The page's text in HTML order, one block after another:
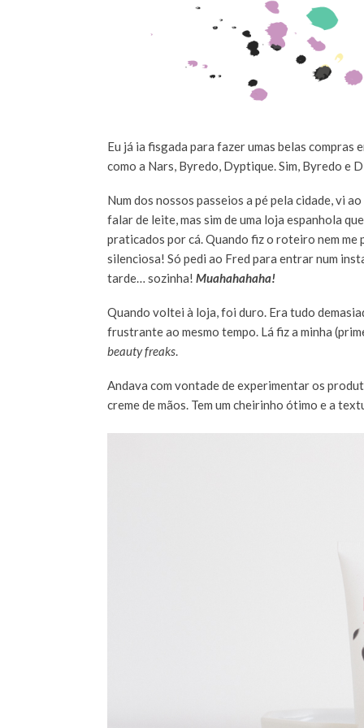
Eu já ia fisgada para fazer umas belas
como a Nars, Byredo, Dyptique. Sim, Byredo e
Num dos nossos passeios a pé pela cidade, vi
falar de leite, mas sim de uma loja espanhola
praticados por cá. Quando fiz o roteiro nem
silenciosa! Só pedi ao Fred para entrar num
tarde… sozinha! Muahahahaha!
Quando voltei à loja, foi duro. Era tudo
frustrante ao mesmo tempo. Lá fiz a minha
beauty freaks.
Andava com vontade de experimentar os
creme de mãos. Tem um cheirinho ótimo e a